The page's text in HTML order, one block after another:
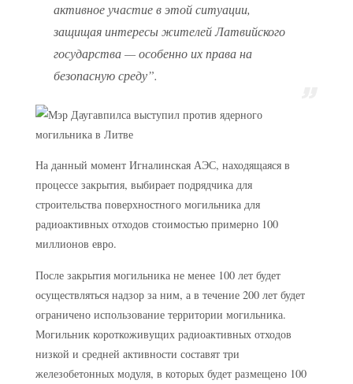
активное участие в этой ситуации,
защищая интересы жителей Латвийского
государства — особенно их права на
безопасную среду”.
На данный момент Игналинская АЭС, находящаяся в
процессе закрытия, выбирает подрядчика для
строительства поверхностного могильника для
радиоактивных отходов стоимостью примерно 100
миллионов евро.
После закрытия могильника не менее 100 лет будет
осуществляться надзор за ним, а в течение 200 лет будет
ограничено использование территории могильника.
Могильник короткоживущих радиоактивных отходов
низкой и средней активности составят три
железобетонных модуля, в которых будет размещено 100